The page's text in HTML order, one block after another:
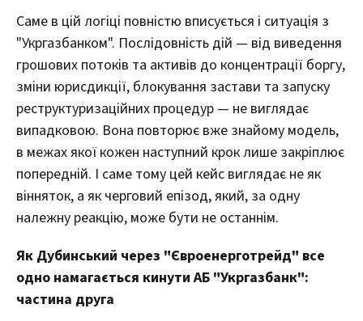
Саме в цій логіці повністю вписується і ситуація з
"Укргазбанком". Послідовність дій — від виведення
грошових потоків та активів до концентрації боргу,
зміни юрисдикції, блокування застави та запуску
реструктуризаційних процедур — не виглядає
випадковою. Вона повторює вже знайому модель,
в межах якої кожен наступний крок лише закріплює
попередній. І саме тому цей кейс виглядає не як
вінняток, а як черговий епізод, який, за одну
належну реакцію, може бути не останнім.
Як Дубинський через "Євроенерготрейд" все
одно намагається кинути АБ "Укргазбанк":
частина друга